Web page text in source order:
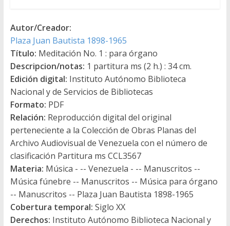
Autor/Creador:
Plaza Juan Bautista 1898-1965
Título: Meditación No. 1 : para órgano
Descripcion/notas: 1 partitura ms (2 h.) : 34 cm.
Edición digital: Instituto Autónomo Biblioteca
Nacional y de Servicios de Bibliotecas
Formato: PDF
Relación: Reproducción digital del original
perteneciente a la Colección de Obras Planas del
Archivo Audiovisual de Venezuela con el número de
clasificación Partitura ms CCL3567
Materia: Música - -- Venezuela - -- Manuscritos --
Música fúnebre -- Manuscritos -- Música para órgano
-- Manuscritos -- Plaza Juan Bautista 1898-1965
Cobertura temporal: Siglo XX
Derechos: Instituto Autónomo Biblioteca Nacional y